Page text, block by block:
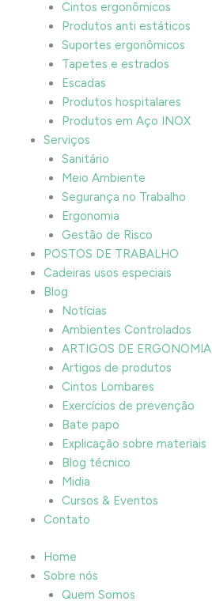
Cintos ergonômicos
Produtos anti estáticos
Suportes ergonômicos
Tapetes e estrados
Escadas
Produtos hospitalares
Produtos em Aço INOX
Serviços
Sanitário
Meio Ambiente
Segurança no Trabalho
Ergonomia
Gestão de Risco
POSTOS DE TRABALHO
Cadeiras usos especiais
Blog
Notícias
Ambientes Controlados
ARTIGOS DE ERGONOMIA
Artigos de produtos
Cintos Lombares
Exercícios de prevenção
Bate papo
Explicação sobre materiais
Blog técnico
Midia
Cursos & Eventos
Contato
Home
Sobre nós
Quem Somos